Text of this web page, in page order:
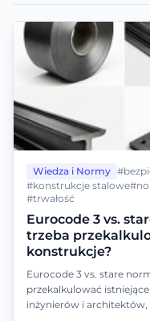
Wiedza i Normy
#konstrukcje stalowe
#trwałość
Eurocode 3 vs.
trzeba
konstrukcje?
Eurocode 3 vs. stare
przekalkulować
inżynierów i architektów,